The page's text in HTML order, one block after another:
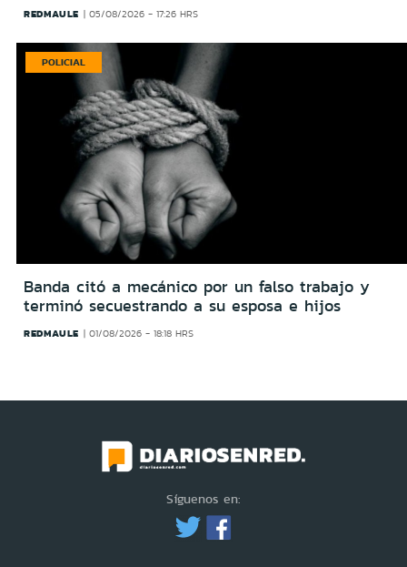
REDMAULE 05/08/2026 - 17:26 HRS
POLICIAL
Banda citó a mecánico por un falso trabajo y
terminó secuestrando a su esposa e hijos
REDMAULE 01/08/2026 - 18:18 HRS
Síguenos en: